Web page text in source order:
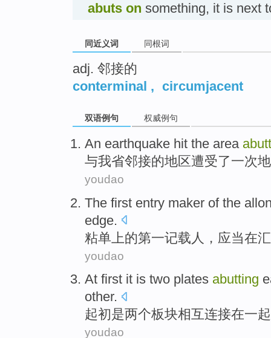
abuts on something, it is next
同近义词 同根词
adj. 邻接的
conterminal , circumjacent
双语例句 权威例句
An earthquake hit the area
与我省邻接的地区遭受了一次
youdao
The first entry maker ofthe
edge.
粘单上的第一记载人， 应当在
youdao
At first it is two plates abutting
other.
起初是两个板块相互连接在一
youdao